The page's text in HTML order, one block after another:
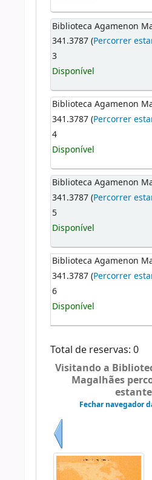
Biblioteca Agamenon
341.3787 (Percorrer
3
Disponível
Biblioteca Agamenon
341.3787 (Percorrer
4
Disponível
Biblioteca Agamenon
341.3787 (Percorrer
5
Disponível
Biblioteca Agamenon
341.3787 (Percorrer
6
Disponível
Total de reservas: 0
Visitando a
Magalhães
Fechar navegador
Anterior